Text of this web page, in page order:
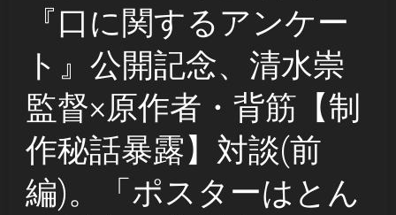
『口に関するアンケー
ト』公開記念、清水崇
監督×原作者・背筋【制
作秘話暴露】対談(前
編)。「ポスターはとん